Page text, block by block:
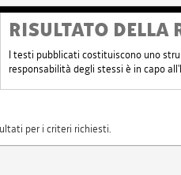
RISULTATO DELLA
I testi pubblicati costituiscono uno
responsabilità degli stessi è in capo
per i criteri richiesti.